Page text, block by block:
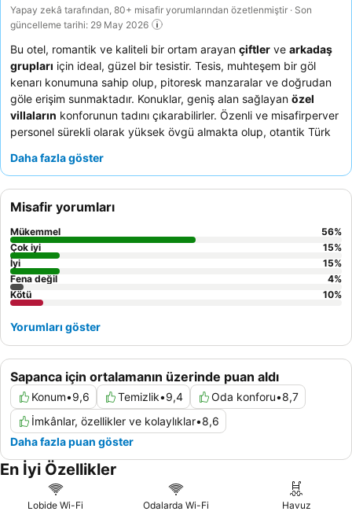
Yapay zekâ tarafından, 80+ misafir yorumlarından özetlenmiştir · Son
güncelleme tarihi: 29 May 2026
Bu otel, romantik ve kaliteli bir ortam arayan çiftler ve arkadaş
grupları için ideal, güzel bir tesistir. Tesis, muhteşem bir göl
kenarı konumuna sahip olup, pitoresk manzaralar ve doğrudan
göle erişim sunmaktadır. Konuklar, geniş alan sağlayan özel
villaların konforunun tadını çıkarabilirler. Özenli ve misafirperver
personel sürekli olarak yüksek övgü almakta olup, otantik Türk
Gerçekten sakin bir deneyim için
Daha fazla göster
Sapanca için ortalamanın üzerinde puan aldı
Konum•9,6 Temizlik•9,4 Oda konforu•8,7
İmkânlar, özellikler ve kolaylıklar•8,6
Daha fazla puan göster
Misafir yorumları
Mükemmel 56%
Çok iyi
15%
İyi
15%
Fena değil
4%
Kötü
10%
Yorumları göster
En İyi Özellikler
Lobide Wi-Fi Odalarda Wi-Fi Havuz